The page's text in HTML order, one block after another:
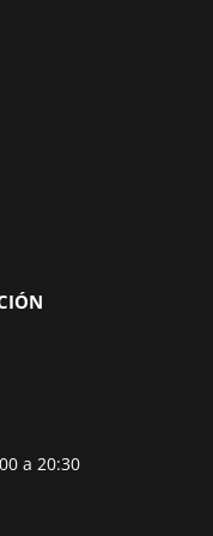
a 20:30